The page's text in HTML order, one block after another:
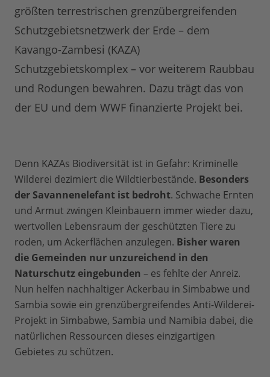
größten terrestrischen grenzübergreifenden
Schutzgebietsnetzwerk der Erde – dem
Kavango-Zambesi (KAZA)
Schutzgebietskomplex – vor weiterem Raubbau
und Rodungen bewahren. Dazu trägt das von
der EU und dem WWF finanzierte Projekt bei.
Denn KAZAs Biodiversität ist in Gefahr: Kriminelle
Wilderei dezimiert die Wildtierbestände. Besonders
der Savannenelefant ist bedroht. Schwache Ernten
und Armut zwingen Kleinbauern immer wieder dazu,
wertvollen Lebensraum der geschützten Tiere zu
roden, um Ackerflächen anzulegen. Bisher waren
die Gemeinden nur unzureichend in den
Naturschutz eingebunden – es fehlte der Anreiz.
Nun helfen nachhaltiger Ackerbau in Simbabwe und
Sambia sowie ein grenzübergreifendes Anti-Wilderei-
Projekt in Simbabwe, Sambia und Namibia dabei, die
natürlichen Ressourcen dieses einzigartigen
Gebietes zu schützen.